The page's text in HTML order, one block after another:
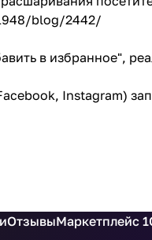
blog/2442/
в избранное",
Instagram)
ОтзывыМаркетплейс